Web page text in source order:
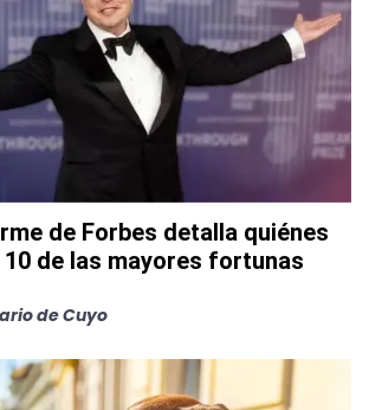
de Forbes detalla quiénes
de las mayores fortunas
de Cuyo